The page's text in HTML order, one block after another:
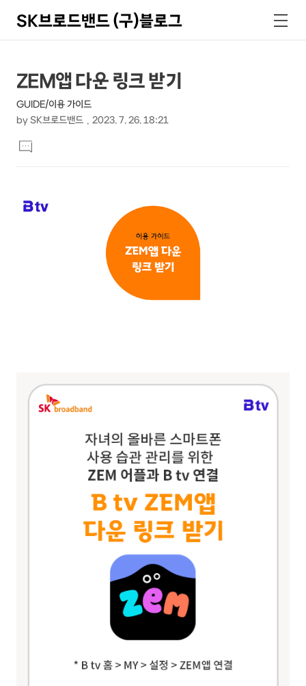
SK브로드밴드 (구)블로그
색
메
뉴
상
세
컨
텐
본
문
제
목
ZEM앱 다운 링크 받기
GUIDE/이용 가이드
by SK브로드밴드 2023. 7. 26. 18:21
문
댓
글